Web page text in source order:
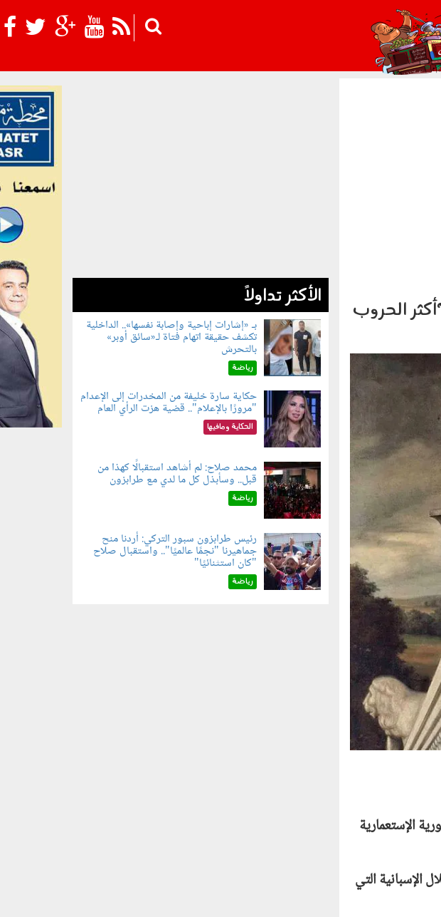
021_2.png
خلال "أكثر الحروب
عام 1804، دخلت الإمبراطورية الإستعمارية
الإسبانية التي
الأكثر تداولاً
060804.jpg
بـ «إشارات إباحية وإصابة نفسها».. الداخلية
تكشف حقيقة اتهام فتاة لـ«سائق أوبر»
بالتحرش
رياضة
060801.jpeg
حكاية سارة خليفة من المخدرات إلى الإعدام
"مرورًا بالإعلام".. قضية هزت الرأي العام
الحكاية ومافيها
060802.jpg
محمد صلاح: لم أشاهد استقبالًا كهذا من
قبل.. وسأبذل كل ما لدي مع طرابزون
رياضة
060803.jpg
رئيس طرابزون سبور التركي: أردنا منح
جماهيرنا "نجمًا عالميًا".. واستقبال صلاح
"كان استثنائيًا"
رياضة